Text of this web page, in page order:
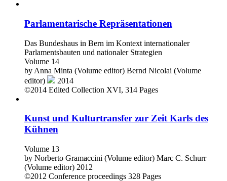
Parlamentarische Repräsentationen
Das Bundeshaus in Bern im Kontext internationaler
Parlamentsbauten und nationaler Strategien
Volume 14
by Anna Minta (Volume editor) Bernd Nicolai (Volume
editor)
2014
©2014 Edited Collection XVI, 314 Pages
Kunst und Kulturtransfer zur Zeit Karls des
Kühnen
Volume 13
by Norberto Gramaccini (Volume editor) Marc C. Schurr
(Volume editor) 2012
©2012 Conference proceedings 328 Pages